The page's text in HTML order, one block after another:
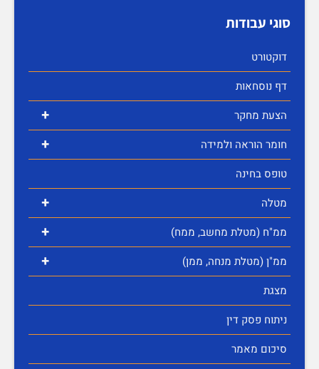
סוגי עבודות
דוקטורט
דף נוסחאות
+ הצעת מחקר
+
חומר הוראה ולמידה
טופס בחינה
+ מטלה
+ ממ"ח (מטלת מחשב, ממח)
+
ממ"ן (מטלת מנחה, ממן)
מצגת
ניתוח פסק דין
סיכום מאמר